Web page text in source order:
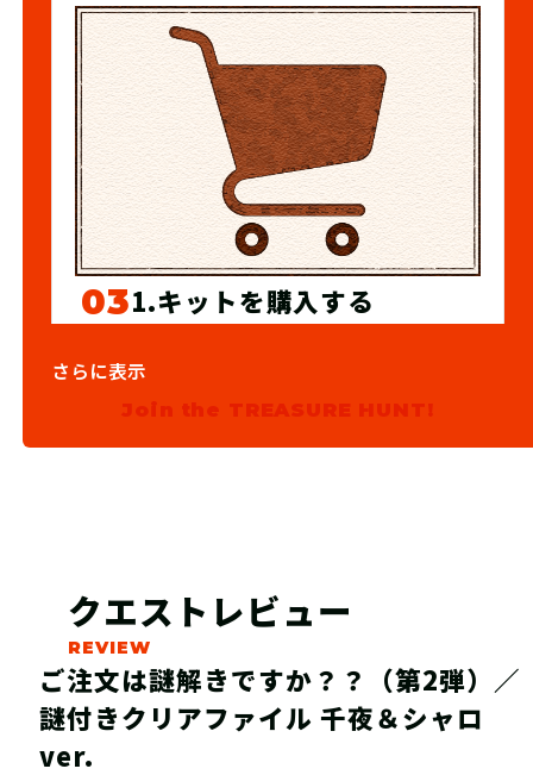
031.キットを購入する
宝探しSHOPならおうちにキットが届
くよ！ 筆記用具やスマートフォンな
ど必要なものを準備しよう！
さらに表示
Join the TREASURE HUNT!
クエストレビュー
ご注文は謎解きですか？？（第2弾）／
謎付きクリアファイル 千夜＆シャロ
ver.